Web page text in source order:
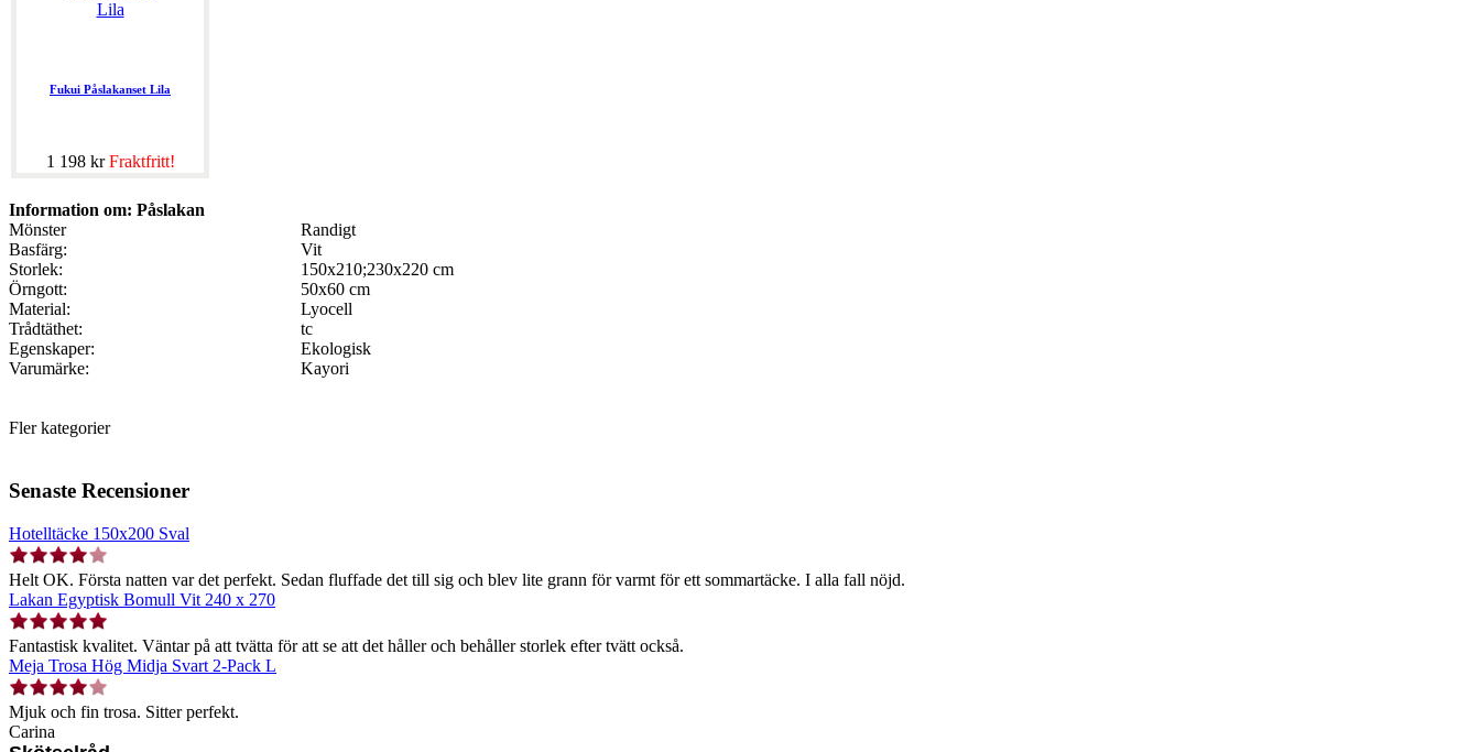
Fukui Påslakanset Lila
1 198 krFraktfritt!
Information om: Påslakan
Mönster
Randigt
Basfärg:
Vit
Storlek:
150x210;230x220 cm
Örngott:
50x60 cm
Material:
Lyocell
Trådtäthet:
tc
Egenskaper:
Ekologisk
Varumärke:
Kayori
Fler kategorier
Senaste Recensioner
Hotelltäcke 150x200 Sval
Helt OK. Första natten var det perfekt. Sedan fluffade det till sig och blev lite grann för varmt för ett sommartäcke. I alla fall nöjd.
Lakan Egyptisk Bomull Vit 240 x 270
Fantastisk kvalitet. Väntar på att tvätta för att se att det håller och behåller storlek efter tvätt också.
Meja Trosa Hög Midja Svart 2-Pack L
Mjuk och fin trosa. Sitter perfekt.
Carina